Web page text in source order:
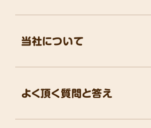
よく頂く質問と答え
当社について